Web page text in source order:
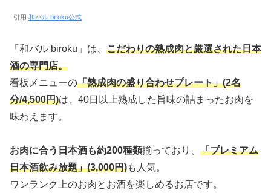
引用:和バル biroku公式
「和バル biroku」は、 こだわりの熟成肉と厳選された日本
酒の専門店。
看板メニューの「熟成肉の盛り合わせプレート」(2名
分/4,500円)は、40日以上熟成した旨味の詰まったお肉を
味わえます。
お肉に合う日本酒も約200種類揃っており、 「プレミアム
日本酒飲み放題」(3,000円)も人気。
ワンランク上のお肉とお酒を楽しめるお店です。